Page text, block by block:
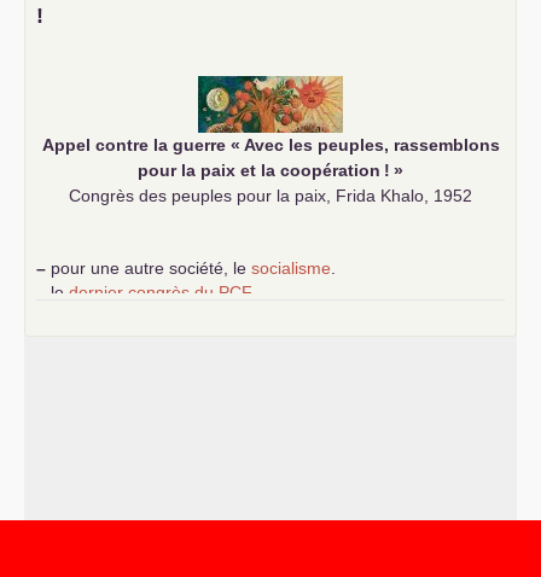
–!
Appel contre la guerre « Avec les peuples, rassemblons
pour la paix et la coopération ! »
Congrès des peuples pour la paix, Frida Khalo, 1952
– pour une autre société, le socialisme
le dernier congrès du PCF